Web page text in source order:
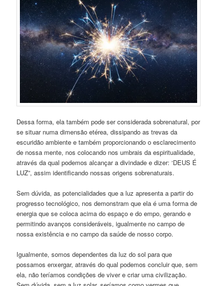
Dessa forma, ela também pode ser considerada sobrenatural, por
se situar numa dimensão etérea, dissipando as trevas da
escuridão ambiente e também proporcionando o esclarecimento
de nossa mente, nos colocando nos umbrais da espiritualidade,
através da qual podemos alcançar a divindade e dizer: ‘DEUS É
LUZ”, assim identificando nossas origens sobrenaturais.
Sem dúvida, as potencialidades que a luz apresenta a partir do
progresso tecnológico, nos demonstram que ela é uma forma de
energia que se coloca acima do espaço e do empo, gerando e
permitindo avanços consideráveis, igualmente no campo de
nossa existência e no campo da saúde de nosso corpo.
Igualmente, somos dependentes da luz do sol para que
possamos enxergar, através do qual podemos concluir que, sem
ela, não teríamos condições de viver e criar uma civilização.